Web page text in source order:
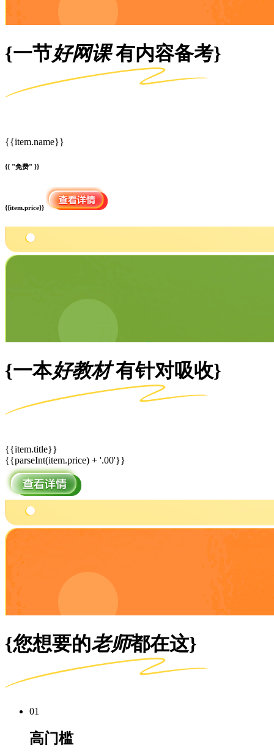
{一节好网课有内容备考}
{{item.name}}
{{ "免费" }}
{{item.price}}
{一本好教材有针对吸收}
{{item.title}}
{{parseInt(item.price) + '.00'}}
{您想要的老师都在这}
01
高门槛